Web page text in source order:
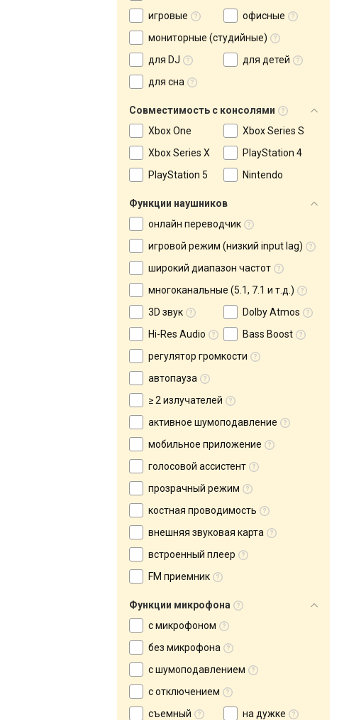
игровые
офисные
мониторные (студийные)
для DJ
для детей
для сна
Совместимость с консолями
Xbox One
Xbox Series S
Xbox Series X
PlayStation 4
PlayStation 5
Nintendo
Функции наушников
онлайн переводчик
игровой режим (низкий input lag)
широкий диапазон частот
многоканальные (5.1, 7.1 и т.д.)
3D звук
Dolby Atmos
Hi-Res Audio
Bass Boost
регулятор громкости
автопауза
≥ 2 излучателей
активное шумоподавление
мобильное приложение
голосовой ассистент
прозрачный режим
костная проводимость
внешняя звуковая карта
встроенный плеер
FM приемник
Функции микрофона
с микрофоном
без микрофона
с шумоподавлением
с отключением
съемный
на дужке